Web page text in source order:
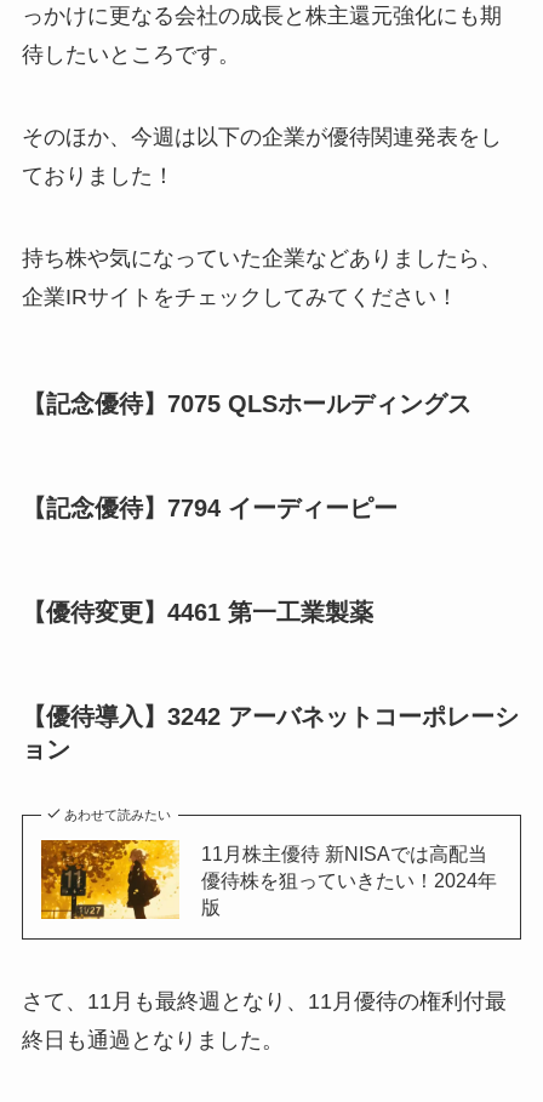
っかけに更なる会社の成長と株主還元強化にも期
待したいところです。
そのほか、今週は以下の企業が優待関連発表をし
ておりました！
持ち株や気になっていた企業などありましたら、
企業IRサイトをチェックしてみてください！
【記念優待】7075 QLSホールディングス
【記念優待】7794 イーディーピー
【優待変更】4461 第一工業製薬
【優待導入】3242 アーバネットコーポレーシ
ョン
あわせて読みたい
11月株主優待 新NISAでは高配当
優待株を狙っていきたい！2024年
版
さて、11月も最終週となり、11月優待の権利付最
終日も通過となりました。